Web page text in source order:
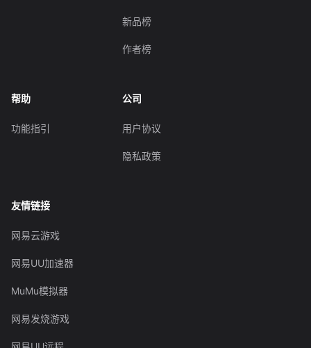
新品榜
作者榜
帮助
功能指引
公司
用户协议
隐私政策
友情链接
网易云游戏
网易UU加速器
MuMu模拟器
网易发烧游戏